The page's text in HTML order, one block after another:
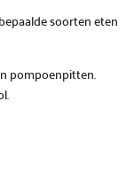
soorten eten
pompoenpitten.